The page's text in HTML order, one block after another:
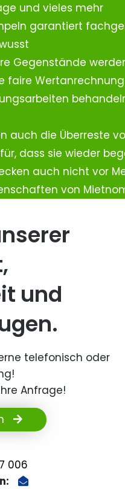
und vieles mehr
garantiert
Gegenstände
faire Wertanrechnung
auch die Überreste
dass sie wieder
auch nicht vor
von
und
telefonisch oder
Anfrage!
006